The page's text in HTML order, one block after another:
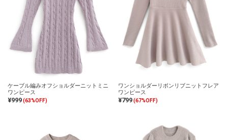
ケーブル編みオフショルダーニットミニ
ワンピース
¥999(63%OFF)
ワンショルダーリボンリブニットフレア
ワンピース
¥799(67%OFF)